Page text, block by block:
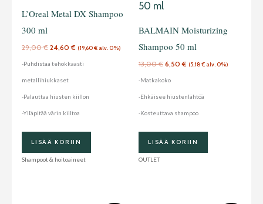
L’Oreal Metal DX Shampoo
300 ml
29,00€ 24,60€ (19,60€ alv. 0%)
-Puhdistaa tehokkaasti
metallihiukkaset
-Palauttaa hiusten kiillon
-Ylläpitää värin kiiltoa
LISÄÄ KORIIN
Shampoot & hoitoaineet
BALMAIN Moisturizing
Shampoo 50 ml
13,00€ 6,50€ (5,18€ alv. 0%)
-Matkakoko
-Ehkäisee hiustenlähtöä
-Kosteuttava shampoo
LISÄÄ KORIIN
OUTLET